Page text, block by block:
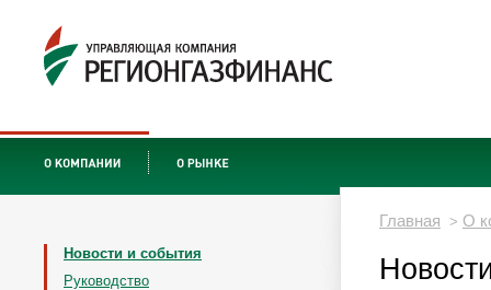
Новости и события
Руководство
Главная > О